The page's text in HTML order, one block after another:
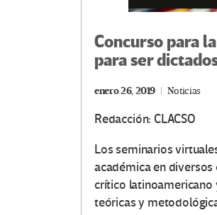
Concurso para
para ser
enero 26, 2019 Noticias
Redacción: CLACSO
Los seminarios
académica en
crítico latinoamericano
teóricas y